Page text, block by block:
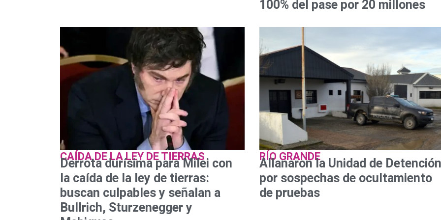
100% del pase por 20 millones
CAÍDA DE LA LEY DE TIERRAS
Derrota durísima para Milei con
la caída de la ley de tierras:
buscan culpables y señalan a
Bullrich, Sturzenegger y
RÍO GRANDE
Allanaron la Unidad de
por sospechas de ocultamiento
de pruebas